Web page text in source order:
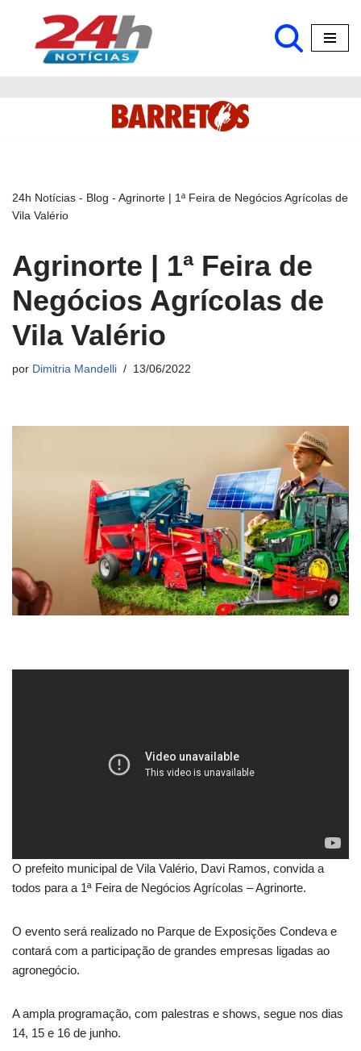
Pular
24h Notícias - Blog - Agrinorte | 1ª Feira de Negócios Agrícolas de
Vila Valério
Agrinorte | 1ª Feira de
Negócios Agrícolas de
Vila Valério
por Dimitria Mandelli 13/06/2022
O prefeito municipal de Vila Valério, Davi Ramos, convida a
todos para a 1ª Feira de Negócios Agrícolas – Agrinorte.
O evento será realizado no Parque de Exposições Condeva e
contará com a participação de grandes empresas ligadas ao
agronegócio.
A ampla programação, com palestras e shows, segue nos dias
14, 15 e 16 de junho.